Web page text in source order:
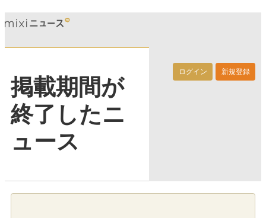
ログイン 新規登録
掲載期間が
終了したニ
ュース